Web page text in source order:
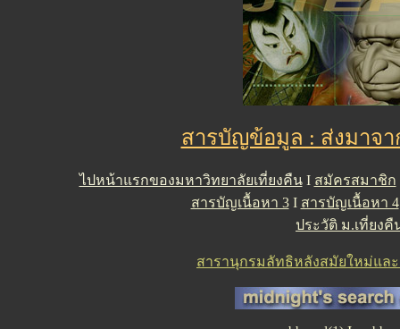
สารบัญข้อมูล : ส่งมาจา
ไปหน้าแรกของมหาวิทยาลัยเที่ยงคืนI สมัครสมาชิก
สารบัญเนื้อหา 3I สารบัญเนื้อหา 4
ประวัติ ม.เที่ยงคื
สารานุกรมลัทธิหลังสมัยใหม่และ